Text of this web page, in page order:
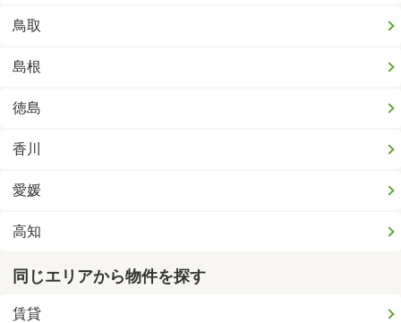
鳥取
島根
徳島
香川
愛媛
高知
同じエリアから物件を探す
賃貸